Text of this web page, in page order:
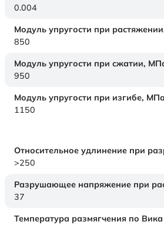
0.004
Модуль упругости при
850
Модуль упругости при сжатии,
950
Модуль упругости при изгибе, МПа
1150
Относительное удлинение при
>250
Разрушающее напряжение при
37
Температура размягчения по